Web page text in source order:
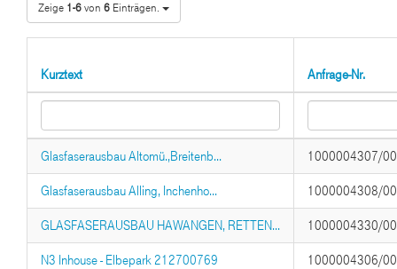
Zeige 1-6von 6 Einträgen.
Kurztext Anfrage-Nr.
Glasfaserausbau Altomü.,Breitenb... 1000004307/
Glasfaserausbau Alling, Inchenho... 1000004308/
GLASFASERAUSBAU HAWANGEN, RETTEN... 1000004330/
N3 Inhouse - Elbepark 212700769
1000004306/